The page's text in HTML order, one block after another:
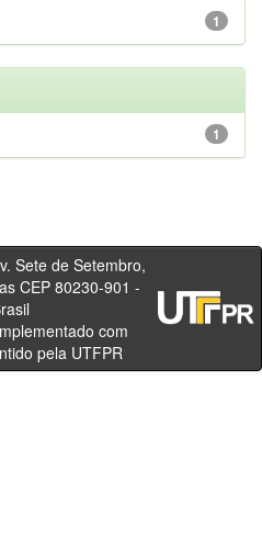
1
1
Setembro,
CEP 80230-901 -
PR - Brasil
com
pela UTFPR